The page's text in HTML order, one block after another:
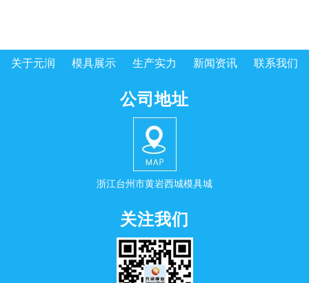
关于元润 模具展示 生产实力 新闻资讯 联系我们
公司地址
浙江台州市黄岩西城模具城
关注我们